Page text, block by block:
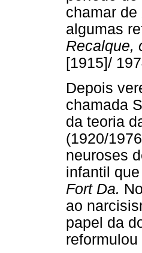
chamar de
algumas
Recalque,
[1915]/
Depois
chamada
da teoria
(1920/
neuroses
infantil
Fort Da.
ao
papel da